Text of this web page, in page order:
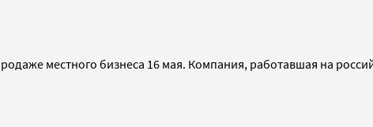
местного бизнеса 16 мая. Компания, работавшая на